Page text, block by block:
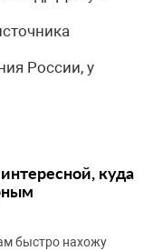
России, у
куда
быстро нахожу